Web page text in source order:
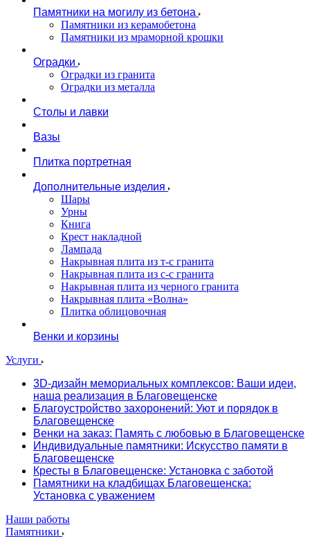
Памятники на могилу из бетона
Памятники из керамобетона
Памятники из мраморной крошки
Оградки
Оградки из гранита
Оградки из металла
Столы и лавки
Вазы
Плитка портретная
Дополнительные изделия
Шары
Урны
Книга
Крест накладной
Лампада
Накрывная плита из т-с гранита
Накрывная плита из с-с гранита
Накрывная плита из черного гранита
Накрывная плита «Волна»
Плитка облицовочная
Венки и корзины
Услуги
3D-дизайн мемориальных комплексов: Ваши идеи,
наша реализация в Благовещенске
Благоустройство захоронений: Уют и порядок в
Благовещенске
Венки на заказ: Память с любовью в Благовещенске
Индивидуальные памятники: Искусство памяти в
Благовещенске
Кресты в Благовещенске: Установка с заботой
Памятники на кладбищах Благовещенска:
Установка с уважением
Наши работы
Памятники